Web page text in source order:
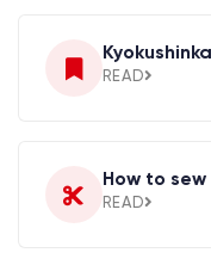
READ
How to
READ